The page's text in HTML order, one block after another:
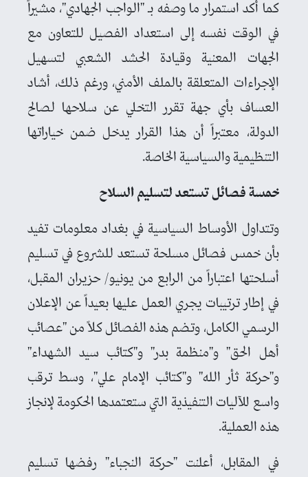
كما أكد استمرار ما وصفه بـ "الواجب الجهادي"، مشيراً
في الوقت نفسه إلى استعداد الفصيل للتعاون مع
الجهات المعنية وقيادة الحشد الشعبي لتسهيل
الإجراءات المتعلقة بالملف الأمني، ورغم ذلك، أشاد
العساف بأي جهة تقرر التخلي عن سلاحها لصالح
الدولة، معتبراً أن هذا القرار يدخل ضمن خياراتها
التنظيمية والسياسية الخاصة.
خمسة فصائل تستعد لتسليم السلاح
وتتداول الأوساط السياسية في بغداد معلومات تفيد
بأن خمس فصائل مسلحة تستعد للشروع في تسليم
أسلحتها اعتباراً من الرابع من يونيو/ حزيران المقبل،
في إطار ترتيبات يجري العمل عليها بعيداً عن الإعلان
الرسمي الكامل، وتضم هذه الفصائل كلاً من "عصائب
أهل الحق" و"منظمة بدر" و"كتائب سيد الشهداء"
و"حركة ثأر الله" و"كتائب الإمام علي"، وسط ترقب
واسع للآليات التنفيذية التي ستعتمدها الحكومة لإنجاز
هذه العملية.
في المقابل، أعلنت "حركة النجباء" رفضها تسليم